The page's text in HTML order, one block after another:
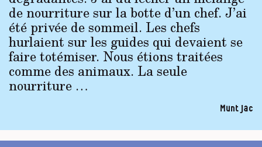
de nourriture sur la botte d’un chef. J’ai
été privée de sommeil. Les chefs
hurlaient sur les guides qui devaient se
faire totémiser. Nous étions traitées
comme des animaux. La seule
nourriture …
Muntjac